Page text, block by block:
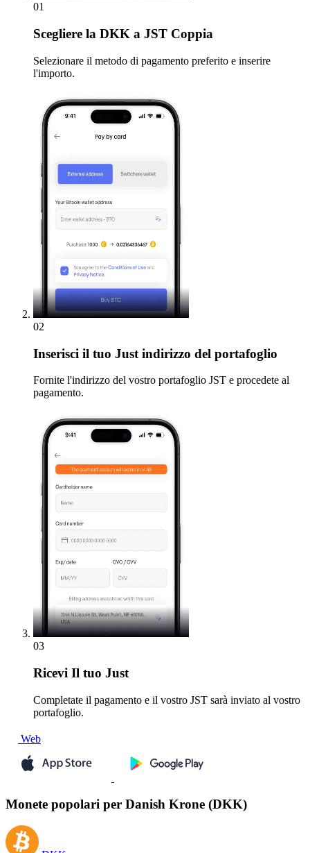
01
Scegliere la DKK a JST Coppia
Selezionare il metodo di pagamento preferito e inserire
l'importo.
02
Inserisci il tuo Just indirizzo del portafoglio
Fornite l'indirizzo del vostro portafoglio JST e procedete al
pagamento.
03
Ricevi Il tuo Just
Completate il pagamento e il vostro JST sarà inviato al vostro
portafoglio.
Web
Monete popolari per Danish Krone (DKK)